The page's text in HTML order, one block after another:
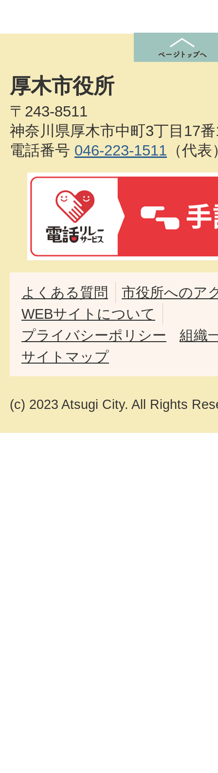
厚木市役所
〒243-8511
神奈川県厚木市中町3丁目17
電話番号 046-223-1511 （代表
よくある質問
市役所へのア
WEBサイトについて
プライバシーポリシー
組織
サイトマップ
(c) 2023 Atsugi City. All Rights